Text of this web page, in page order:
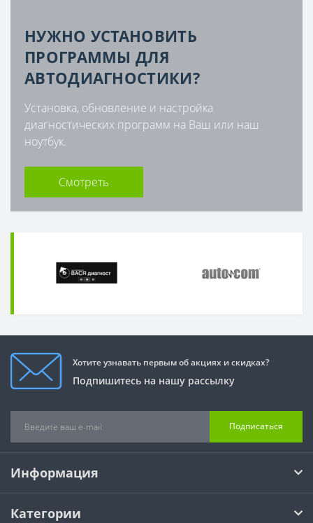
НУЖНО УСТАНОВИТЬ
ПРОГРАММЫ ДЛЯ
АВТОДИАГНОСТИКИ?
Установка, обновление и настройка
диагностических программ на Ваш или наш
ноутбук.
Смотреть
Хотите узнавать первым об акциях и скидках?
Подпишитесь на нашу рассылку
Подписаться
Информация
Категории